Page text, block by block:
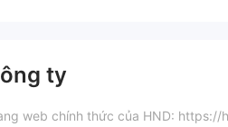
ty
web chính thức của HND: